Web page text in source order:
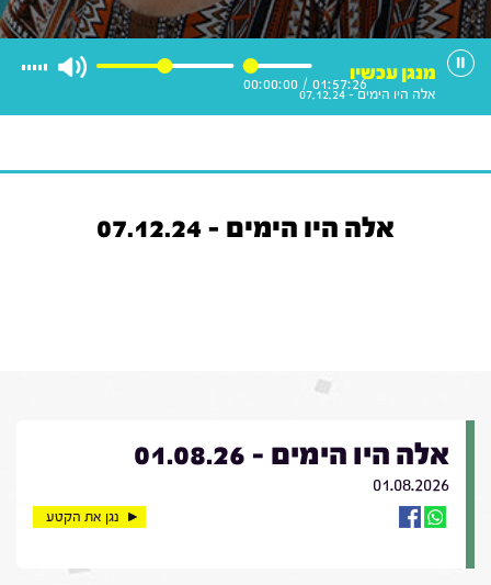
01:57:26
/
00:00:00
מנגן עכשיו
אלה היו הימים - 07.12.24
אלה היו הימים - 07.12.24
אלה היו הימים - 01.08.26
01.08.2026
נגן את הקטע